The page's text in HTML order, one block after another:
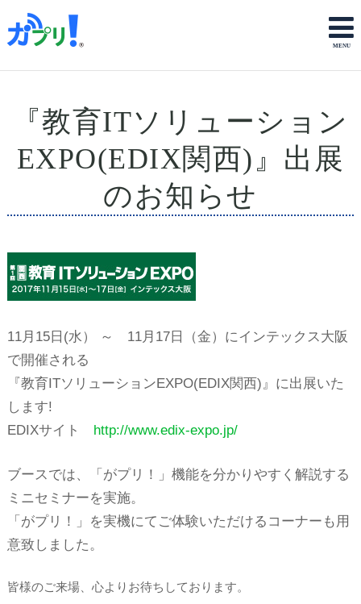
『教育ITソリューション
EXPO(EDIX関西)』出展
のお知らせ
11月15日(水） ～ 11月17日（金）にインテックス大阪
で開催される
『教育ITソリューションEXPO(EDIX関西)』に出展いた
します!
EDIXサイト
http://www.edix-expo.jp/
ブースでは、「がプリ！」機能を分かりやすく解説する
ミニセミナーを実施。
「がプリ！」を実機にてご体験いただけるコーナーも用
意致しました。
皆様のご来場、心よりお待ちしております。